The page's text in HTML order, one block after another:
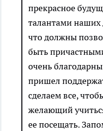
прекрасное
талантами
что должны
быть
очень
пришел
сделаем все,
желающий
ее посещать.